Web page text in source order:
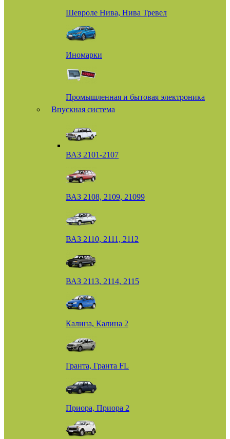
Шевроле Нива, Нива Тревел
Иномарки
Промышленная и бытовая электроника
Впускная система
ВАЗ 2101-2107
ВАЗ 2108, 2109, 21099
ВАЗ 2110, 2111, 2112
ВАЗ 2113, 2114, 2115
Калина, Калина 2
Гранта, Гранта FL
Приора, Приора 2